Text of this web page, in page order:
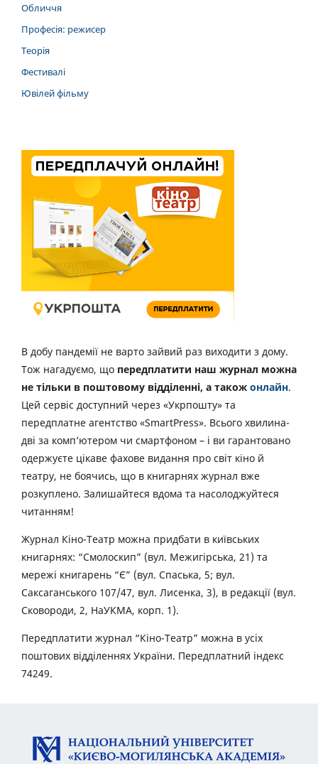
Обличчя
Професія: режисер
Теорія
Фестивалі
Ювілей фільму
В добу пандемії не варто зайвий раз виходити з дому.
Тож нагадуємо, що передплатити наш журнал можна
не тільки в поштовому відділенні, а також онлайн.
Цей сервіс доступний через «Укрпошту» та
передплатне агентство «SmartPress». Всього хвилина-
дві за комп’ютером чи смартфоном – і ви гарантовано
одержуєте цікаве фахове видання про світ кіно й
театру, не боячись, що в книгарнях журнал вже
розкуплено. Залишайтеся вдома та насолоджуйтеся
читанням!
Журнал Кіно-Театр можна придбати в київських
книгарнях: “Смолоскип” (вул. Межигірська, 21) та
мережі книгарень “Є” (вул. Спаська, 5; вул.
Саксаганського 107/47, вул. Лисенка, 3), в редакції (вул.
Сковороди, 2, НаУКМА, корп. 1).
Передплатити журнал “Кіно-Театр” можна в усіх
поштових відділеннях України. Передплатний індекс
74249.